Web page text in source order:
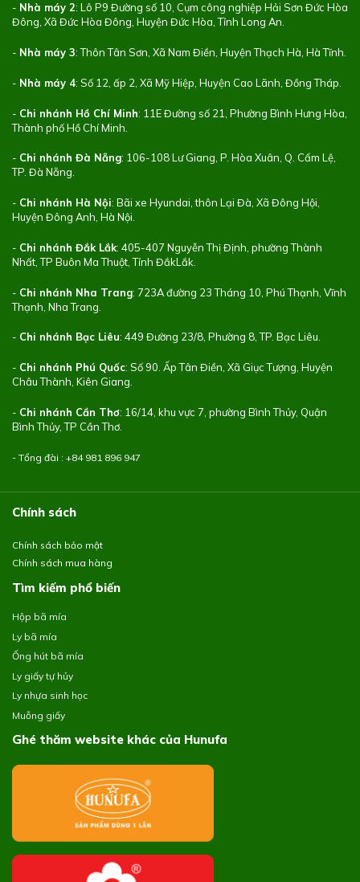
- Nhà máy 2: Lô P9 Đường số 10, Cụm công nghiệp Hải Sơn Đức Hòa
Đông, Xã Đức Hòa Đông, Huyện Đức Hòa, Tỉnh Long An.
- Nhà máy 3: Thôn Tân Sơn, Xã Nam Điền, Huyện Thạch Hà, Hà Tĩnh.
- Nhà máy 4: Số 12, ấp 2, Xã Mỹ Hiệp, Huyện Cao Lãnh, Đồng Tháp.
- Chi nhánh Hồ Chí Minh: 11E Đường số 21, Phường Bình Hưng Hòa,
Thành phố Hồ Chí Minh.
- Chi nhánh Đà Nẵng: 106-108 Lư Giang, P. Hòa Xuân, Q. Cẩm Lệ,
TP. Đà Nẵng.
- Chi nhánh Hà Nội: Bãi xe Hyundai, thôn Lại Đà, Xã Đông Hội,
Huyện Đông Anh, Hà Nội.
- Chi nhánh Đắk Lắk: 405-407 Nguyễn Thị Định, phường Thành
Nhất, TP Buôn Ma Thuột, Tỉnh ĐắkLắk.
- Chi nhánh Nha Trang: 723A đường 23 Tháng 10, Phú Thạnh, Vĩnh
Thạnh, Nha Trang.
- Chi nhánh Bạc Liêu: 449 Đường 23/8, Phường 8, TP. Bạc Liêu.
- Chi nhánh Phú Quốc: Số 90. Ấp Tân Điền, Xã Giục Tượng, Huyện
Châu Thành, Kiên Giang.
- Chi nhánh Cần Thơ: 16/14, khu vực 7, phường Bình Thủy, Quận
Bình Thủy, TP Cần Thơ.
- Tổng đài : +84 981 896 947
Chính sách
Chính sách bảo mật
Chính sách mua hàng
Tìm kiếm phổ biến
Hộp bã mía
Ly bã mía
Ống hút bã mía
Ly giấy tự hủy
Ly nhựa sinh học
Muỗng giấy
Ghé thăm website khác của Hunufa